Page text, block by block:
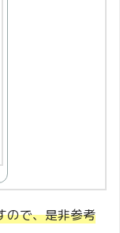
ので、是非参考